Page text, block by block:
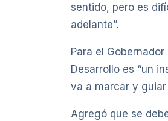
sentido, pero es
adelante”.
Para el
Desarrollo es “un
va a marcar y guiar
Agregó que se